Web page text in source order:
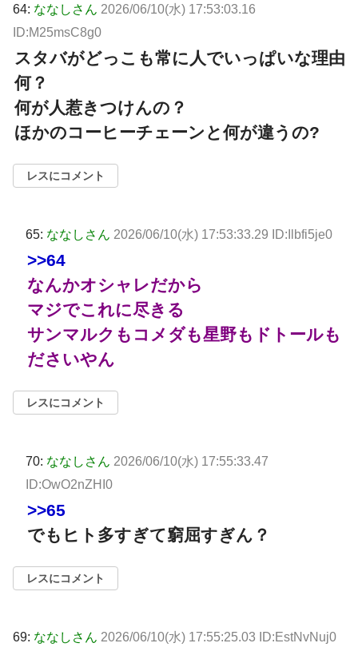
64: ななしさん 2026/06/10(水) 17:53:03.16
ID:M25msC8g0
スタバがどっこも常に人でいっぱいな理由
何？
何が人惹きつけんの？
ほかのコーヒーチェーンと何が違うの?
レスにコメント
65: ななしさん 2026/06/10(水) 17:53:33.29 ID:Ilbfi5je0
>>64
なんかオシャレだから
マジでこれに尽きる
サンマルクもコメダも星野もドトールも
ださいやん
レスにコメント
70: ななしさん 2026/06/10(水) 17:55:33.47
ID:OwO2nZHI0
>>65
でもヒト多すぎて窮屈すぎん？
レスにコメント
69: ななしさん 2026/06/10(水) 17:55:25.03 ID:EstNvNuj0